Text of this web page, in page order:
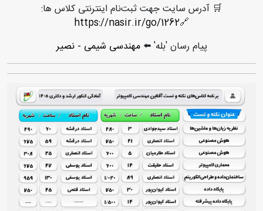
🛒 آدرس سایت جهت ثبت‌نام اینترنتی کلاس ها:
🔗
https://nasir.ir/go/1262
پیام رسان 'بله' ⬅️مهندسی شیمی - نصیر